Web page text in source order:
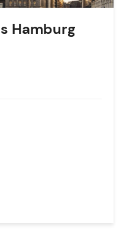
Hamburg